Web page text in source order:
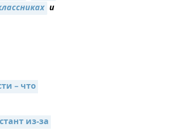
и
– что
из-за